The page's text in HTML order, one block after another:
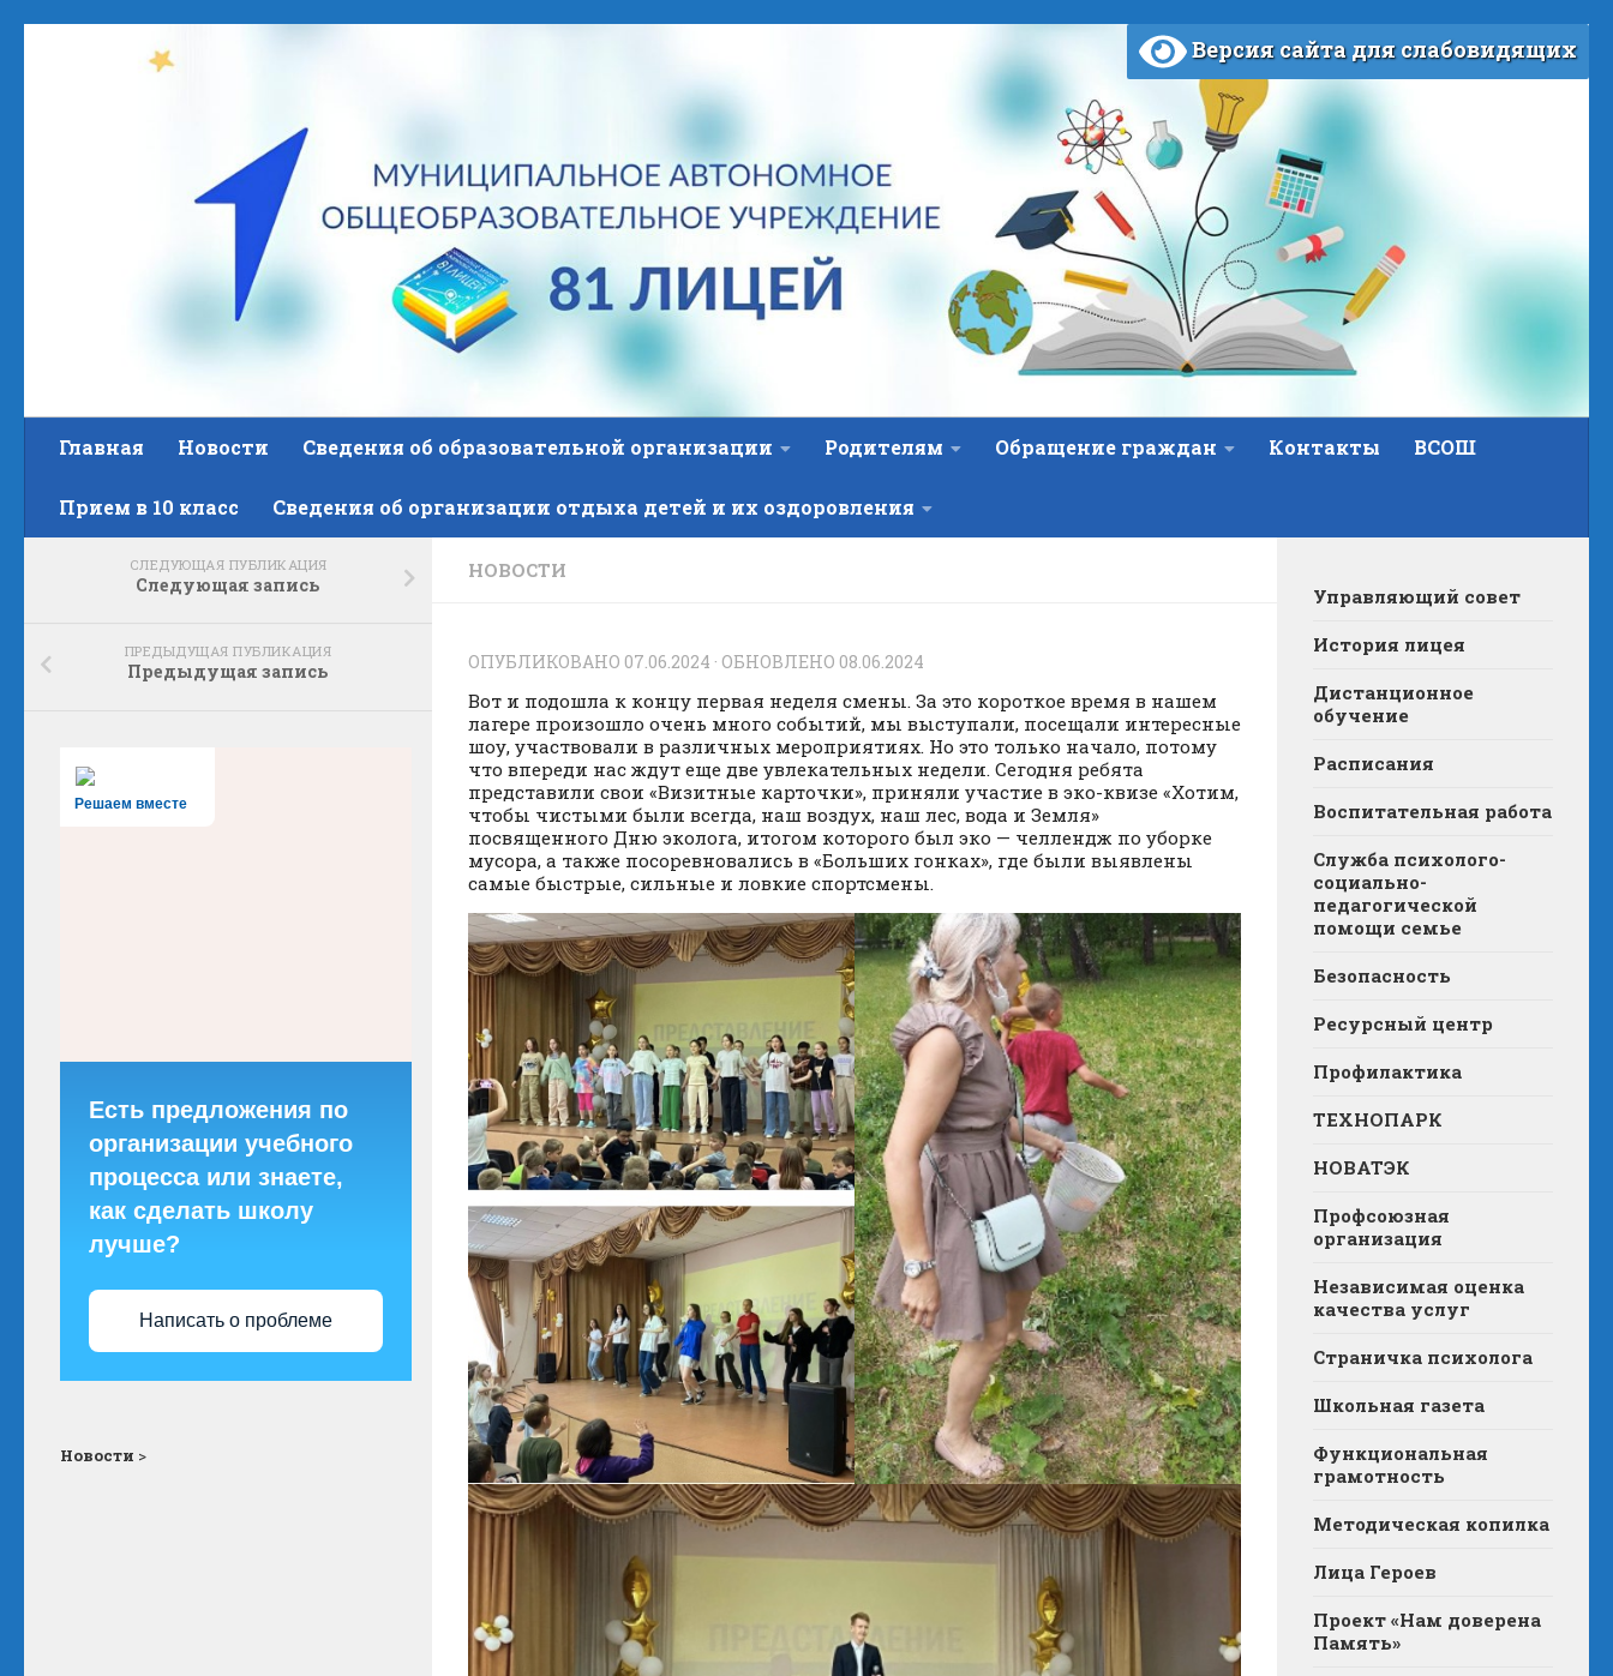
Версия сайта для слабовидящих
Главная Новости Сведения об образовательной организации Родителям Обращение граждан Контакты ВСОШ
Прием в 10 класс Сведения об организации отдыха детей и их оздоровления
НОВОСТИ
ОПУБЛИКОВАНО 07.06.2024 · ОБНОВЛЕНО 08.06.2024
Вот и подошла к концу первая неделя смены. За это короткое время в нашем
лагере произошло очень много событий, мы выступали, посещали интересные
шоу, участвовали в различных мероприятиях. Но это только начало, потому
что впереди нас ждут еще две увлекательных недели. Сегодня ребята
представили свои «Визитные карточки», приняли участие в эко-квизе «Хотим,
чтобы чистыми были всегда, наш воздух, наш лес, вода и Земля»
посвященного Дню эколога, итогом которого был эко — челлендж по уборке
мусора, а также посоревновались в «Больших гонках», где были выявлены
самые быстрые, сильные и ловкие спортсмены.
СЛЕДУЮЩАЯ ПУБЛИКАЦИЯ
Следующая запись
ПРЕДЫДУЩАЯ ПУБЛИКАЦИЯ
Предыдущая запись
Решаем вместе
Есть предложения по
организации учебного
процесса или знаете,
как сделать школу
лучше?
Написать о проблеме
Новости >
Управляющий совет
История лицея
Дистанционное
обучение
Расписания
Воспитательная работа
Служба психолого-
социально-
педагогической
помощи семье
Безопасность
Ресурсный центр
Профилактика
ТЕХНОПАРК
НОВАТЭК
Профсоюзная
организация
Независимая оценка
качества услуг
Страничка психолога
Школьная газета
Функциональная
грамотность
Методическая копилка
Лица Героев
Проект «Нам доверена
Память»